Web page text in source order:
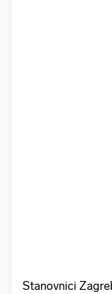
Stanovnici